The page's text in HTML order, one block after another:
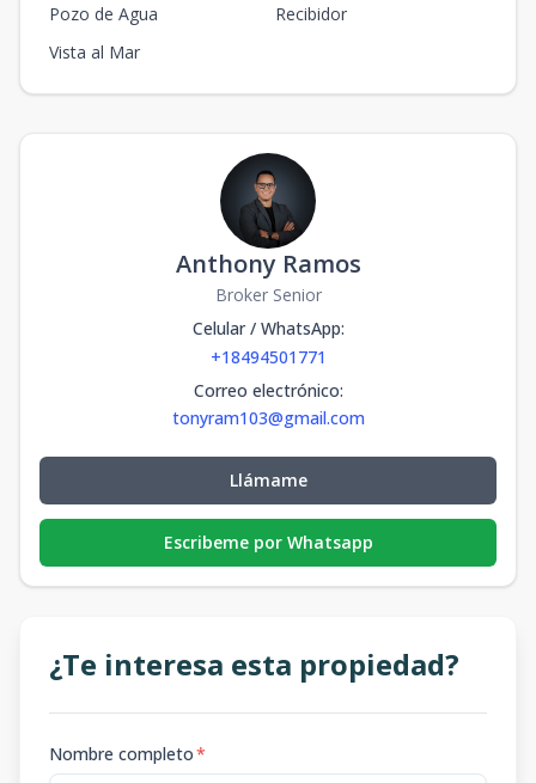
Pozo de Agua
Recibidor
Vista al Mar
Anthony Ramos
Broker Senior
Celular / WhatsApp:
+18494501771
Correo electrónico:
tonyram103@gmail.com
Llámame
Escribeme por Whatsapp
¿Te interesa esta propiedad?
Nombre completo*